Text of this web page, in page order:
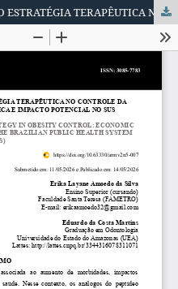
OS ANÁLOGOS DE GLP-1 COMO ESTRATÉGIA TERAPÊUTICA NO CONTROLE DA OBESIDADE: VIABILIDADE ECONÔMICA E IMPACTO POTENCIAL NO SUS